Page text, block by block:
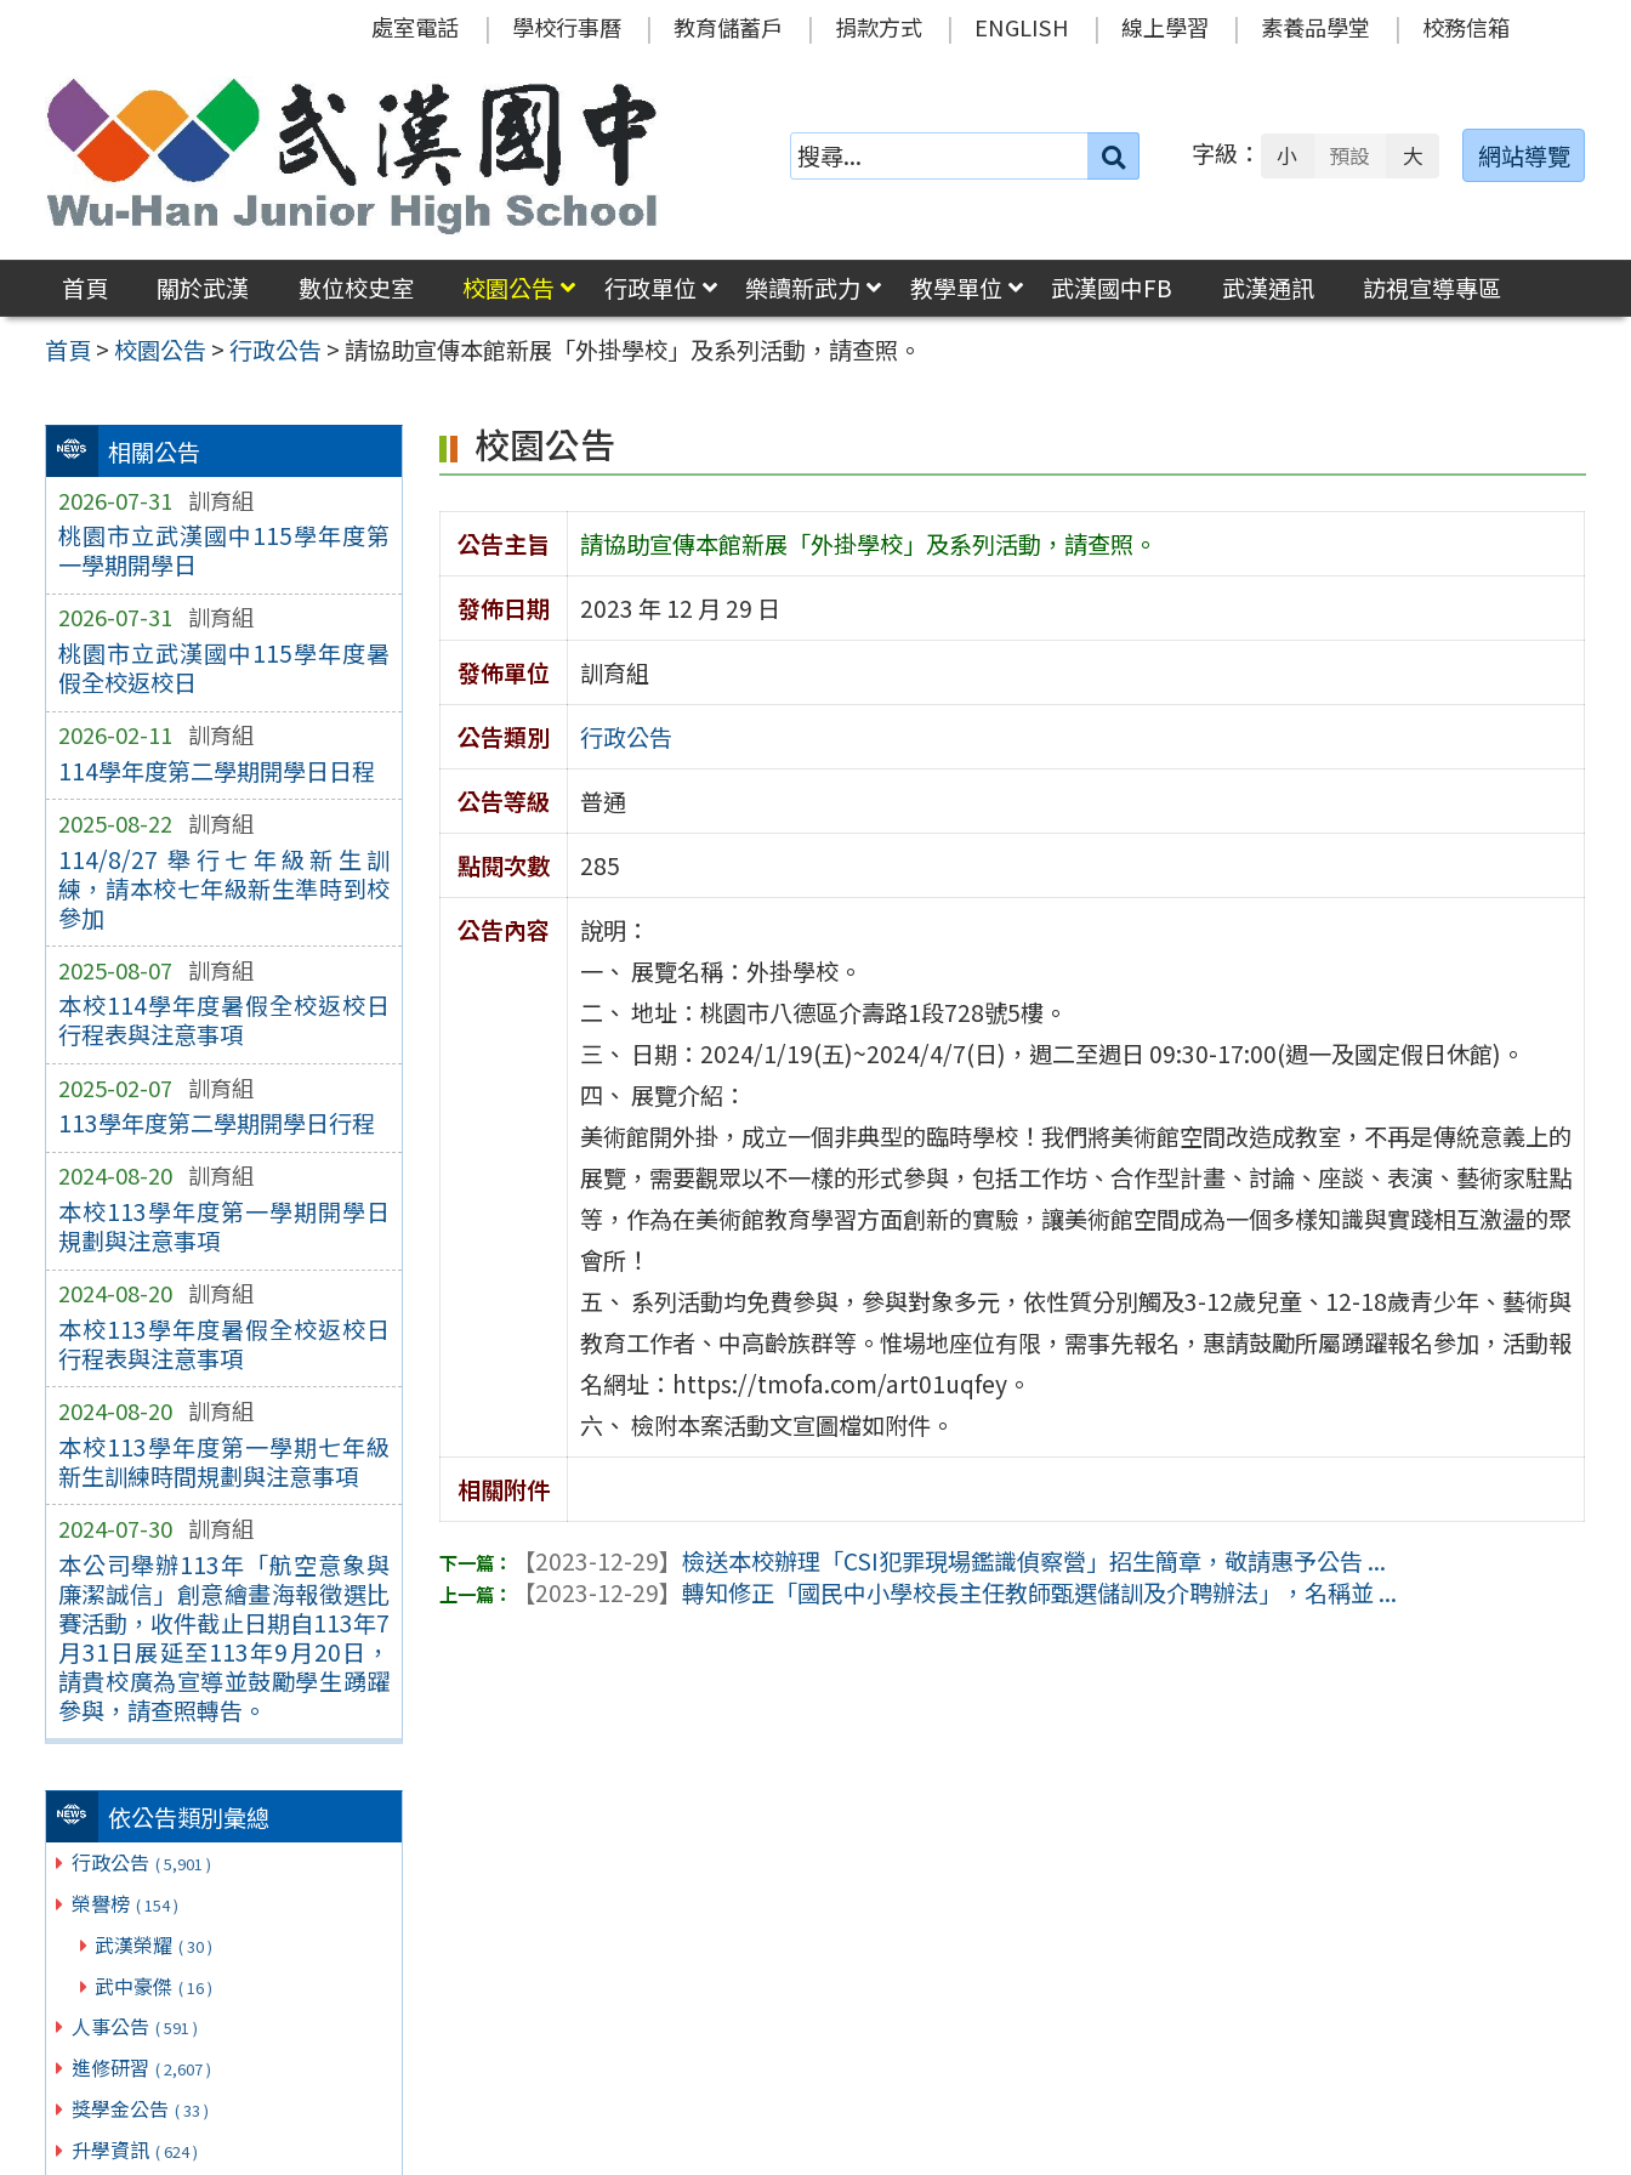
區
處室電話 學校行事曆 教育儲蓄戶 捐款方式 ENGLISH 線上學習 素養品學堂 校務信箱
搜
字級： 小 預設 大 網站導覽
首頁 關於武漢 數位校史室 校園公告 行政單位 樂讀新武力 教學單位 武漢國中FB 武漢通訊
訪視宣導專區
首頁 >校園公告 >行政公告 > 請協助宣傳本館新展「外掛學校」及系列活動，請查照。
相關公告
2026-07-31 訓育組
桃園市立武漢國中115學年度第
一學期開學日
2026-07-31 訓育組
桃園市立武漢國中115學年度暑
假全校返校日
2026-02-11 訓育組
114學年度第二學期開學日日程
2025-08-22 訓育組
114/8/27 舉行七年級新生訓
練，請本校七年級新生準時到校
參加
2025-08-07 訓育組
本校114學年度暑假全校返校日
行程表與注意事項
2025-02-07 訓育組
113學年度第二學期開學日行程
2024-08-20 訓育組
本校113學年度第一學期開學日
規劃與注意事項
2024-08-20 訓育組
本校113學年度暑假全校返校日
行程表與注意事項
2024-08-20 訓育組
本校113學年度第一學期七年級
新生訓練時間規劃與注意事項
2024-07-30 訓育組
本公司舉辦113年「航空意象與
廉潔誠信」創意繪畫海報徵選比
賽活動，收件截止日期自113年7
月31日展延至113年9月20日，
請貴校廣為宣導並鼓勵學生踴躍
參與，請查照轉告。
依公告類別彙總
行政公告 ( 5,901 )
榮譽榜 ( 154 )
武漢榮耀 ( 30 )
武中豪傑 ( 16 )
人事公告 ( 591 )
進修研習 ( 2,607 )
獎學金公告 ( 33 )
升學資訊 ( 624 )
校園公告
公告主旨
請協助宣傳本館新展「外掛學校」及系列活動，請查照。
發佈日期
2023 年 12 月 29 日
發佈單位
訓育組
公告類別
行政公告
公告等級
普通
點閱次數
285
公告內容
說明：
一、 展覽名稱：外掛學校。
二、 地址：桃園市八德區介壽路1段728號5樓。
三、 日期：2024/1/19(五)~2024/4/7(日)，週二至週日 09:30-17:00(週一及國定假日休館)。
四、 展覽介紹：
美術館開外掛，成立一個非典型的臨時學校！我們將美術館空間改造成教室，不再是傳統意義上的
展覽，需要觀眾以不一樣的形式參與，包括工作坊、合作型計畫、討論、座談、表演、藝術家駐點
等，作為在美術館教育學習方面創新的實驗，讓美術館空間成為一個多樣知識與實踐相互激盪的聚
會所！
五、 系列活動均免費參與，參與對象多元，依性質分別觸及3-12歲兒童、12-18歲青少年、藝術與
教育工作者、中高齡族群等。惟場地座位有限，需事先報名，惠請鼓勵所屬踴躍報名參加，活動報
名網址：https://tmofa.com/art01uqfey。
六、 檢附本案活動文宣圖檔如附件。
相關附件
【2023-12-29】檢送本校辦理「CSI犯罪現場鑑識偵察營」招生簡章，敬請惠予公告 ...
【2023-12-29】轉知修正「國民中小學校長主任教師甄選儲訓及介聘辦法」，名稱並 ...